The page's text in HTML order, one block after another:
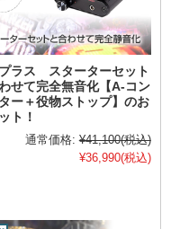
ラス スターターセット
せて完全無音化【A-コン
ー＋役物ストップ】のお
ト！
通常価格: ¥41,100(税込)
¥36,990(税込)